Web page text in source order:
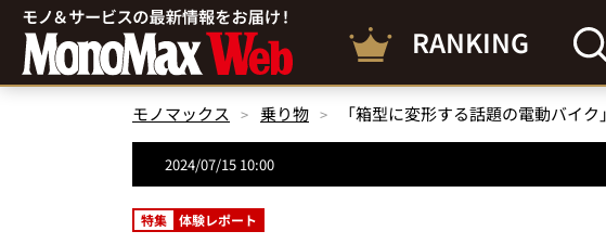
RANKING
モノマックス 乗り物
2024/07/15 10:00
特集 体験レポート